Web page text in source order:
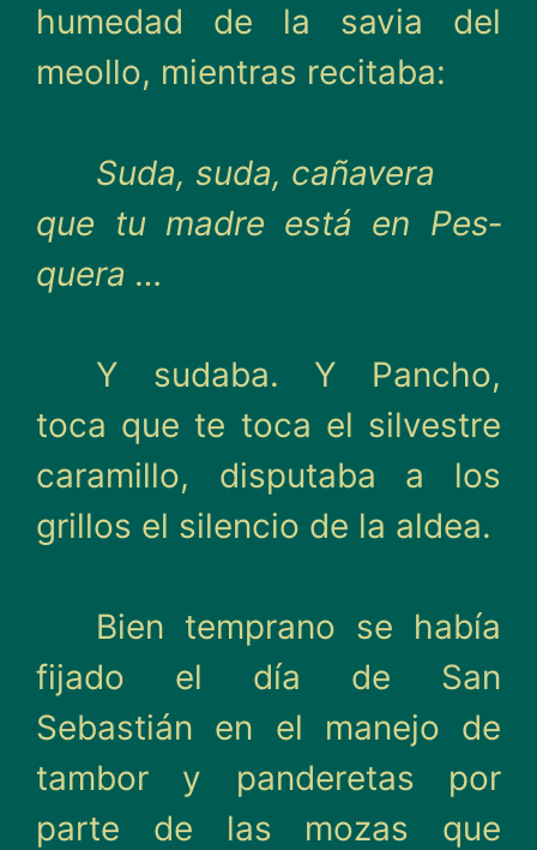
humedad de la savia del
meo­llo, mientras recitaba:
Suda, suda, cañavera
que tu madre está en Pes­
quera …
Y sudaba. Y Pancho,
toca que te toca el silvestre
cara­millo, disputaba a los
grillos el silencio de la aldea.
Bien temprano se había
fijado el día de San
Sebastián en el manejo de
tambor y pan­deretas por
parte de las mozas que